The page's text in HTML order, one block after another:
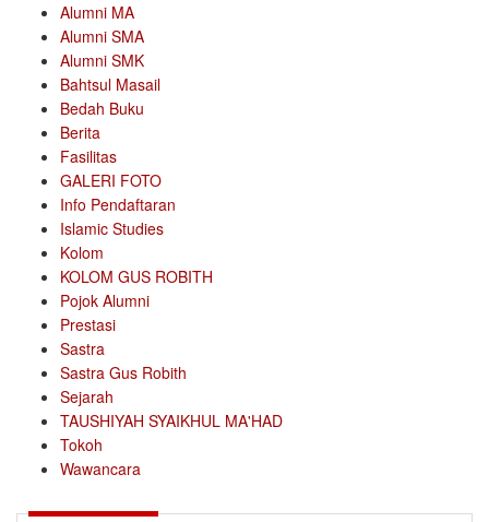
Alumni MA
Alumni SMA
Alumni SMK
Bahtsul Masail
Bedah Buku
Berita
Fasilitas
GALERI FOTO
Info Pendaftaran
Islamic Studies
Kolom
KOLOM GUS ROBITH
Pojok Alumni
Prestasi
Sastra
Sastra Gus Robith
Sejarah
TAUSHIYAH SYAIKHUL MA'HAD
Tokoh
Wawancara